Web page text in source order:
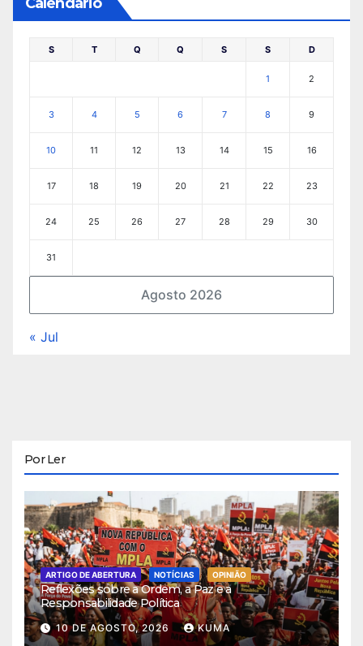
Agosto 2026
S T Q Q S S D
1 2
3 4 5 6 7 8 9
10 11 12 13 14 15 16
17 18 19 20 21 22 23
24 25 26 27 28 29 30
31
« Jul
Por Ler
ARTIGO DE ABERTURA NOTÍCIAS OPINIÃO
Reflexões sobre a Ordem, a Paz e a
Responsabilidade Política
10 DE AGOSTO, 2026 KUMA